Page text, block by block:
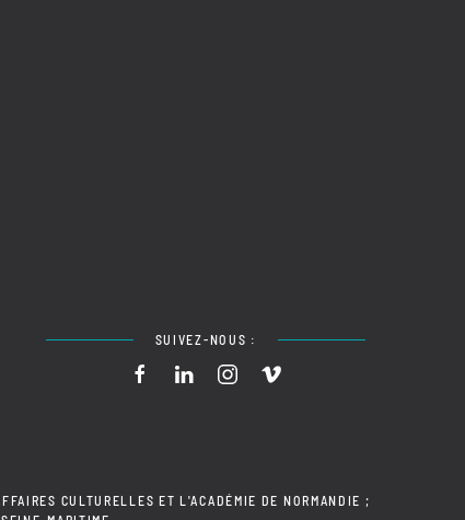
SUIVEZ-NOUS :
CULTURELLES ET L'ACADÉMIE DE NORMANDIE ;